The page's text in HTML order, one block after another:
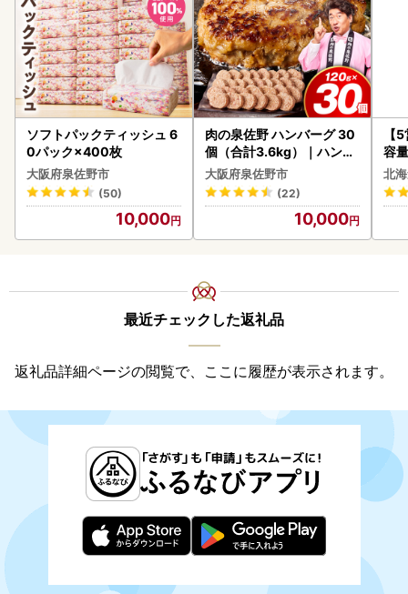
ソフトパックティッシュ 6
0パック×400枚
大阪府泉佐野市
(50)
10,000
肉の泉佐野 ハンバーグ 30
個（合計3.6kg）｜ハンバ
ーグ 訳あり 黒毛和牛×なに
わポーク
大阪府泉佐野市
(22)
10,000
【
容
あ
ー
058
北
最近チェックした返礼品
返礼品詳細ページの閲覧で、ここに履歴が表示されます。